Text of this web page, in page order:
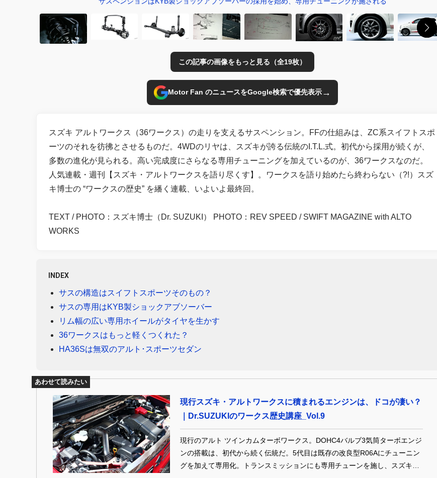
この記事の画像をもっと見る（全19枚）
Motor Fan のニュースをGoogle検索で優先表示→
スズキ アルトワークス（36ワークス）の走りを支えるサスペンション。FFの仕組みは、ZC系スイフトスポ
ーツのそれを彷彿とさせるものだ。4WDのリヤは、スズキが誇る伝統のI.T.L.式。初代から採用が続くが、
多数の進化が見られる。高い完成度にさらなる専用チューニングを加えているのが、36ワークスなのだ。
人気連載・週刊【スズキ・アルトワークスを語り尽くす】。ワークスを語り始めたら終わらない（?!）スズ
キ博士の “ワークスの歴史” を繙く連載、いよいよ最終回。
TEXT / PHOTO：スズキ博士（Dr. SUZUKI） PHOTO：REV SPEED / SWIFT MAGAZINE with ALTO
WORKS
INDEX
サスの構造はスイフトスポーツそのもの？
サスの専用はKYB製ショックアブソーバー
リム幅の広い専用ホイールがタイヤを生かす
36ワークスはもっと軽くつくれた？
HA36Sは無双のアルト･スポーツセダン
あわせて読みたい
現行スズキ・アルトワークスに積まれるエンジンは、ドコが凄い？
｜Dr.SUZUKIのワークス歴史講座_Vol.9
現行のアルト ツインカムターボワークス。DOHC4バルブ3気筒ターボエンジ
ンの搭載は、初代から続く伝統だ。5代目は既存の改良型R06Aにチューニン
グを加えて専用化。トランスミッションにも専用チューンを施し、スズキの